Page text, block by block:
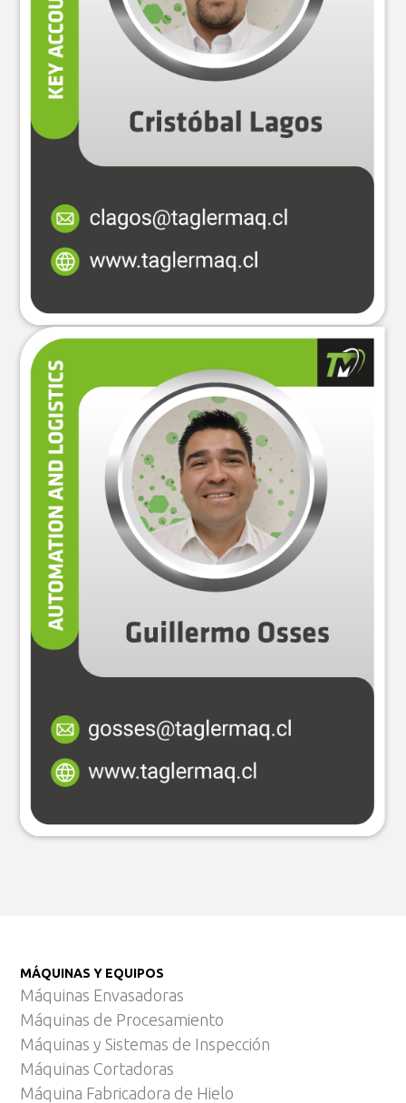
MÁQUINAS Y EQUIPOS
Máquinas Envasadoras
Máquinas de Procesamiento
Máquinas y Sistemas de Inspección
Máquinas Cortadoras
Máquina Fabricadora de Hielo